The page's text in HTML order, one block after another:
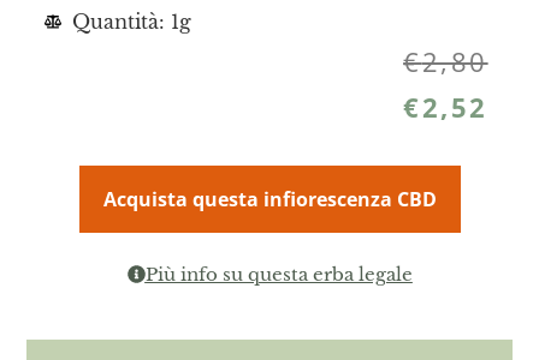
Quantità: 1g
€2,80
€2,52
Acquista questa infiorescenza CBD
Più info su questa erba legale